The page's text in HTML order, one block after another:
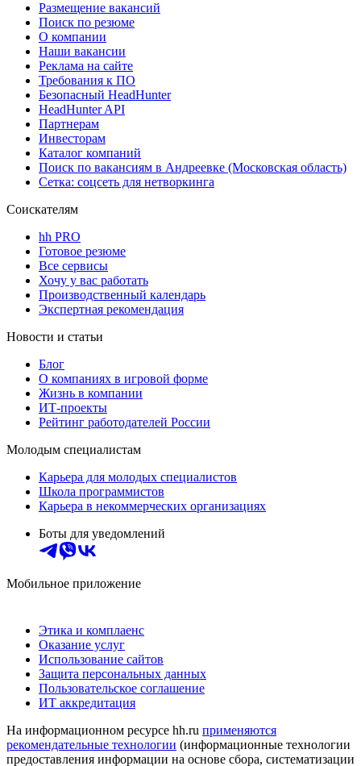
Размещение вакансий
Поиск по резюме
О компании
Наши вакансии
Реклама на сайте
Требования к ПО
Безопасный HeadHunter
HeadHunter API
Партнерам
Инвесторам
Каталог компаний
Поиск по вакансиям в Андреевке (Московская область)
Сетка: соцсеть для нетворкинга
Соискателям
hh PRO
Готовое резюме
Все сервисы
Хочу у вас работать
Производственный календарь
Экспертная рекомендация
Новости и статьи
Блог
О компаниях в игровой форме
Жизнь в компании
ИТ-проекты
Рейтинг работодателей России
Молодым специалистам
Карьера для молодых специалистов
Школа программистов
Карьера в некоммерческих организациях
Боты для уведомлений
Мобильное приложение
Этика и комплаенс
Оказание услуг
Использование сайтов
Защита персональных данных
Пользовательское соглашение
ИТ аккредитация
На информационном ресурсе hh.ru применяются
рекомендательные технологии (информационные технологии
предоставления информации на основе сбора, систематизации